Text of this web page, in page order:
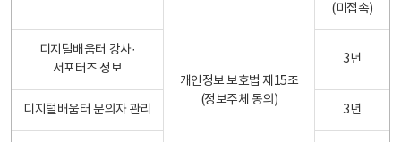
개인정보 보호법 제15조
(정보주체 동의)
(미접속)
디지털배움터 강사·
서포터즈 정보
3년
디지털배움터 문의자 관리 3년